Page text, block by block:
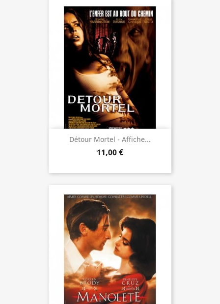
Détour Mortel - Affiche...
11,00 €